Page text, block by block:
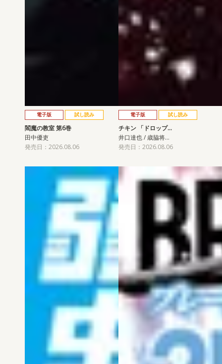
電子版 試し読み
閻魔の教室 第6巻
田中優吏
発売日：2026.08.06
電子版 試し読み
チキン 「ドロップ…
井口達也 / 歳脇将…
発売日：2026.08.06